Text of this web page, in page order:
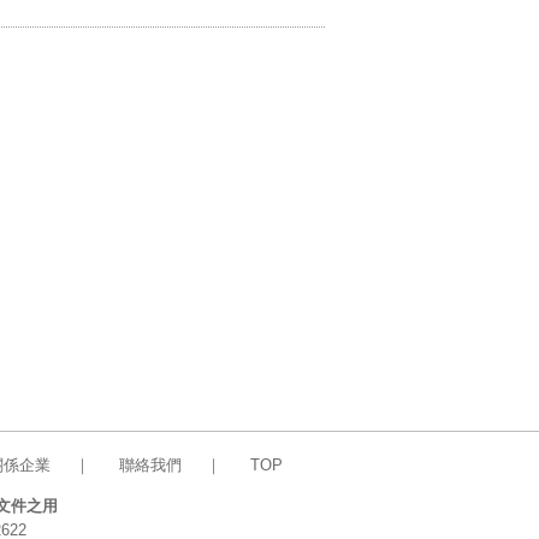
係企業 ｜ 聯絡我們 ｜ TOP
件之用